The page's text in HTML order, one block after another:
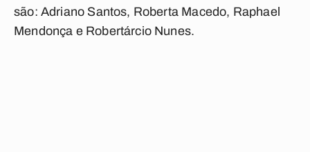
são: Adriano Santos, Roberta Macedo, Raphael
Mendonça e Robertárcio Nunes.